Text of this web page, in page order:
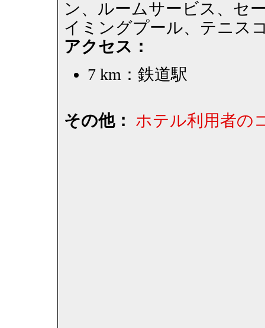
ン、ルームサービス、セ
イミングプール、テニス
アクセス：
7 km：鉄道駅
その他： ホテル利用者の